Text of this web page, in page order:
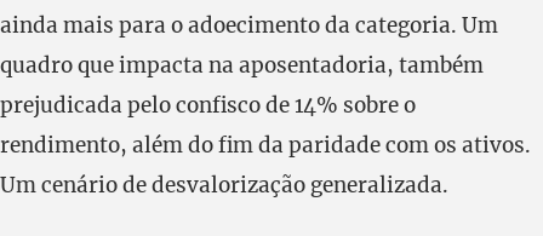
ainda mais para o adoecimento da categoria. Um
quadro que impacta na aposentadoria, também
prejudicada pelo confisco de 14% sobre o
rendimento, além do fim da paridade com os ativos.
Um cenário de desvalorização generalizada.